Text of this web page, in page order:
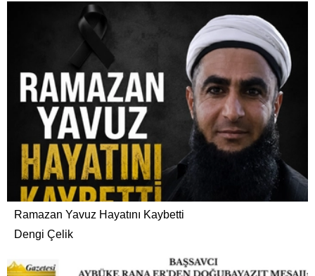
Ramazan Yavuz Hayatını Kaybetti
Dengi Çelik